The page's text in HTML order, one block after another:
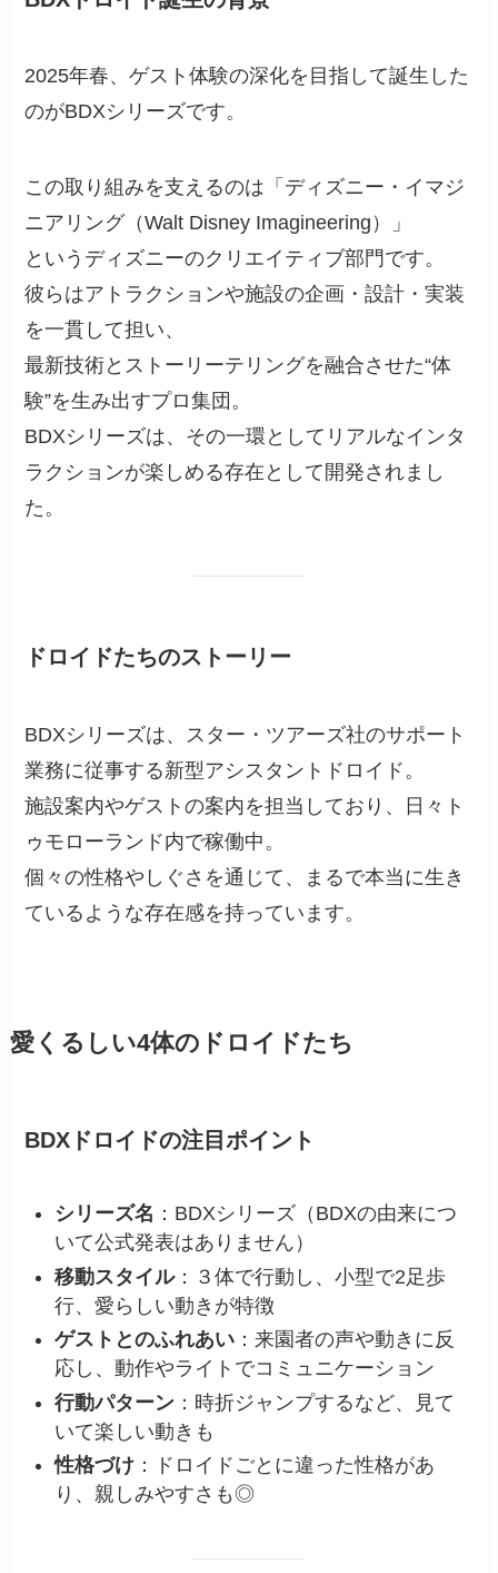
2025年春、ゲスト体験の深化を目指して誕生した
のがBDXシリーズです。
この取り組みを支えるのは「ディズニー・イマジ
ニアリング（Walt Disney Imagineering）」
というディズニーのクリエイティブ部門です。
彼らはアトラクションや施設の企画・設計・実装
を一貫して担い、
最新技術とストーリーテリングを融合させた“体
験”を生み出すプロ集団。
BDXシリーズは、その一環としてリアルなインタ
ラクションが楽しめる存在として開発されまし
た。
ドロイドたちのストーリー
BDXシリーズは、スター・ツアーズ社のサポート
業務に従事する新型アシスタントドロイド。
施設案内やゲストの案内を担当しており、日々ト
ゥモローランド内で稼働中。
個々の性格やしぐさを通じて、まるで本当に生き
ているような存在感を持っています。
愛くるしい4体のドロイドたち
BDXドロイドの注目ポイント
シリーズ名 ：BDXシリーズ（BDXの由来につ
いて公式発表はありません）
移動スタイル：３体で行動し、小型で2足歩
行、愛らしい動きが特徴
ゲストとのふれあい ：来園者の声や動きに反
応し、動作やライトでコミュニケーション
行動パターン ：時折ジャンプするなど、見て
いて楽しい動きも
性格づけ ：ドロイドごとに違った性格があ
り、親しみやすさも◎